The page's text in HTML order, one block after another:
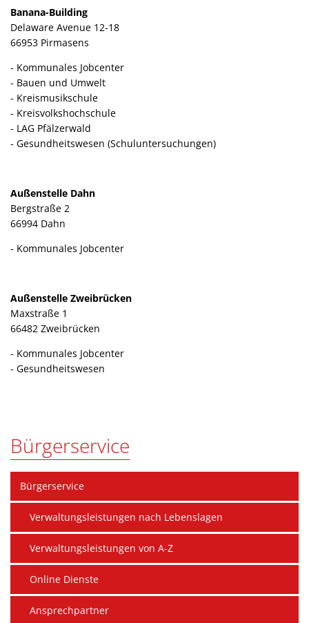
Kultur im Landkreis
Öffnungszeiten
Banana-Building
Delaware Avenue 12-18
66953 Pirmasens
- Kommunales Jobcenter
- Bauen und Umwelt
- Kreismusikschule
- Kreisvolkshochschule
- LAG Pfälzerwald
- Gesundheitswesen (Schuluntersuchungen)
Außenstelle Dahn
Bergstraße 2
66994 Dahn
- Kommunales Jobcenter
Außenstelle Zweibrücken
Maxstraße 1
66482 Zweibrücken
- Kommunales Jobcenter
- Gesundheitswesen
Bürgerservice
Bürgerservice
Verwaltungsleistungen nach Lebenslagen
Verwaltungsleistungen von A-Z
Online Dienste
Ansprechpartner